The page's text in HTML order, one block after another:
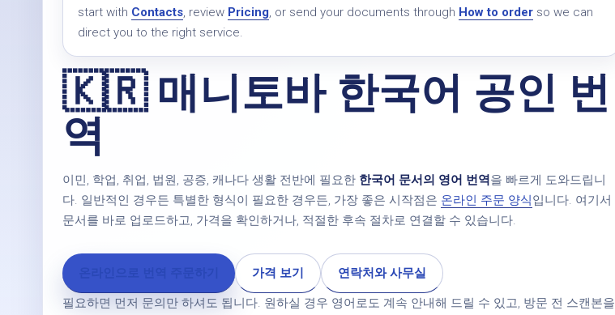
start with Contacts, review Pricing, or send your documents through How to order so we can
direct you to the right service.
🇰🇷 매니토바 한국어 공인 번
역
이민, 학업, 취업, 법원, 공증, 캐나다 생활 전반에 필요한 한국어 문서의 영어 번역을 빠르게 도와드립니
다. 일반적인 경우든 특별한 형식이 필요한 경우든, 가장 좋은 시작점은 온라인 주문 양식입니다. 여기서
문서를 바로 업로드하고, 가격을 확인하거나, 적절한 후속 절차로 연결할 수 있습니다.
가격 보기 연락처와 사무실
필요하면 먼저 문의만 하셔도 됩니다. 원하실 경우 영어로도 계속 안내해 드릴 수 있고, 방문 전 스캔본을